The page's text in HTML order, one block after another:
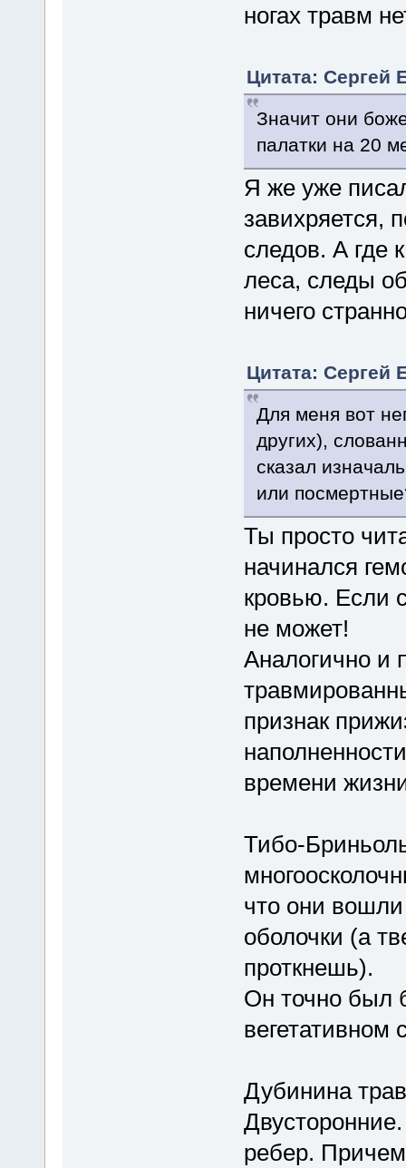
ногах травм
Цитата: Сергей
Значит они
палатки на 20
Я же уже
завихряется,
следов. А где
леса, следы
ничего
Цитата: Сергей
Для меня вот
других),
сказал
или
Ты просто
начинался
кровью. Если
не может!
Аналогично и
признак
времени
Тибо-
что они вошли
оболочки (а
проткнешь).
Он точно был
вегетативном
Дубинина
ребер.